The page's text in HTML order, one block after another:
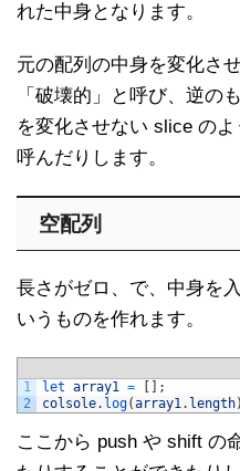
れた中身となります。
元の配列の中身を変化さ
「破壊的」と呼び、逆の
を変化させない slice の
呼んだりします。
空配列
長さがゼロ、で、中身を
いうものを作れます。
1
2
let array1 =
;
colsole. log(array1. length)
ここから push や shift の